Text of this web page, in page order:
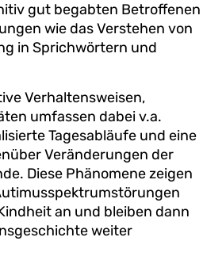
gut begabten Betroffenen
wie das Verstehen von
in Sprichwörtern und
Verhaltensweisen,
umfassen dabei v.a.
Tagesabläufe und eine
Veränderungen der
Diese Phänomene zeigen
an und bleiben dann
weiter